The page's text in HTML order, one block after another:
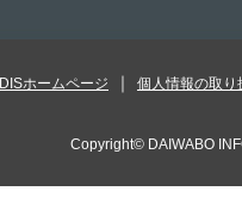
DISホームページ 個人情報の取り
Copyright© DAIWABO